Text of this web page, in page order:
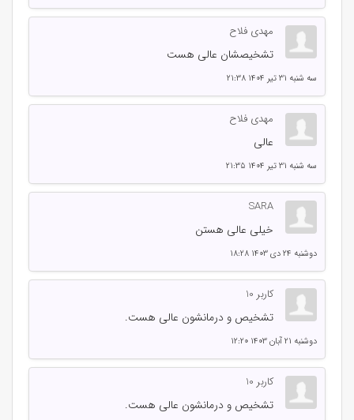
مهدی فلاح
تشخیصشان عالی هست
سه شنبه 31 تیر 1404 21:38
مهدی فلاح
عالی
سه شنبه 31 تیر 1404 21:35
SARA
خیلی عالی هستن
دوشنبه 24 دی 1403 18:28
کاربر 10
تشخیص و درمانشون عالی هست.
دوشنبه 21 آبان 1403 12:20
کاربر 10
تشخیص و درمانشون عالی هست.